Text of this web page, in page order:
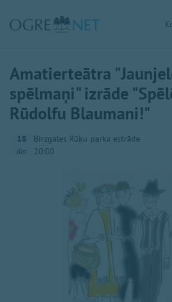
Amatierteātra
spēlmaņi" izrāde
Rūdolfu Blaumani!"
18
Jūn
Birzgales Rūķu parka estrāde
20:00